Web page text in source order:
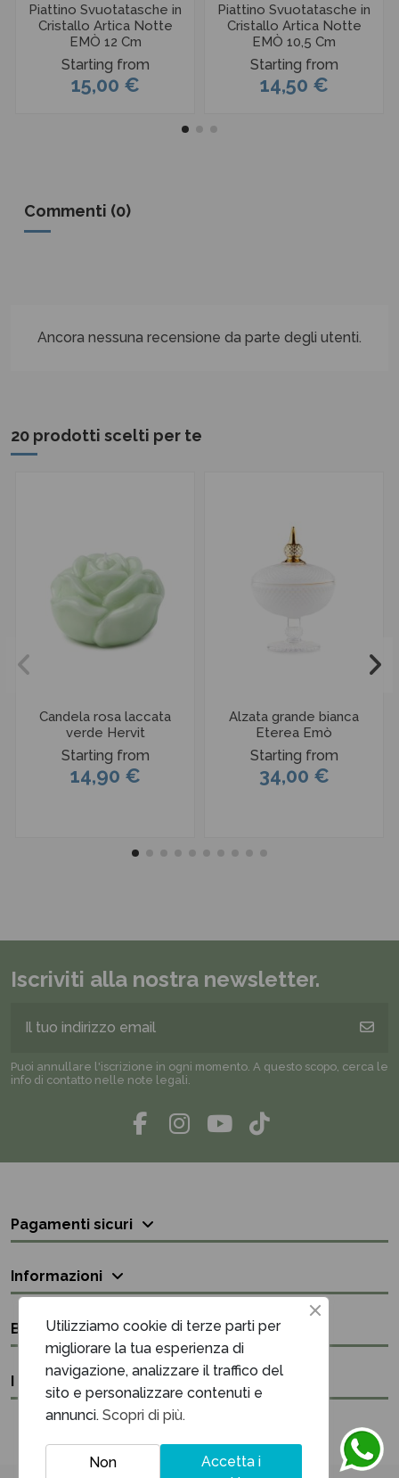
Piattino Svuotatasche in
Cristallo Artica Notte
EMÒ 12 Cm
Starting from
15,00 €
Piattino Svuotatasche in
Cristallo Artica Notte
EMÒ 10,5 Cm
Starting from
14,50 €
Commenti (0)
Ancora nessuna recensione da parte degli utenti.
20 prodotti scelti per te
Candela rosa laccata
verde Hervit
Starting from
14,90 €
Alzata grande bianca
Eterea Emò
Starting from
34,00 €
Iscriviti alla nostra newsletter.
Puoi annullare l'iscrizione in ogni momento. A questo scopo, cerca le
info di contatto nelle note legali.
Pagamenti sicuri
Informazioni
Bisogno di aiuto?
I nostri contatti
Utilizziamo cookie di terze parti per
migliorare la tua esperienza di
navigazione, analizzare il traffico del
sito e personalizzare contenuti e
annunci. Scopri di più.
Accetta i
Non